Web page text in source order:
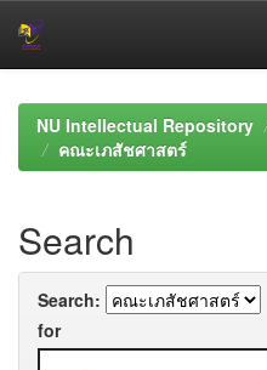
navigationNU Intellectual Repository
คณะเภสัชศาสตร์
Search
Search:
for